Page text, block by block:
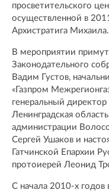
просветительского
осуществленной в
Архистратига Михаила.
В мероприятии примут
Законодательного
Вадим Густов,
«Газпром
генеральный
Ленинградская
администрации
Сергей Ушаков и
Гатчинской Епархии
протоиерей Леонид
С начала 2010-х годов